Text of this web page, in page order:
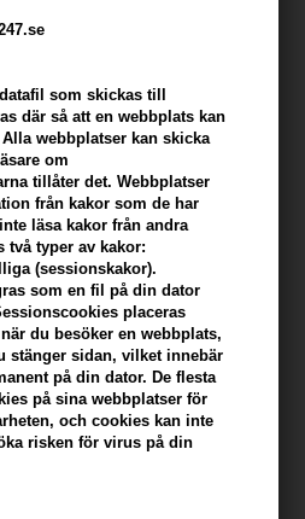
som skickas till
där så att en webbplats kan
webbplatser kan skicka
om
tillåter det. Webbplatser
från kakor som de har
läsa kakor från andra
två typer av kakor:
(sessionskakor).
som en fil på din dator
placeras
du besöker en webbplats,
stänger sidan, vilket innebär
på din dator. De flesta
på sina webbplatser för
och cookies kan inte
risken för virus på din
Refresh 200ml
Brand:Loreal Tecni Art
SEK Spara 4%